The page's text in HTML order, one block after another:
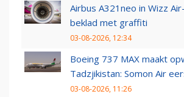
Airbus A321neo in Wizz
beklad met graffiti
03-08-2026, 12:34
Boeing 737 MAX maakt
Tadzjikistan: Somon Air
03-08-2026, 11:26